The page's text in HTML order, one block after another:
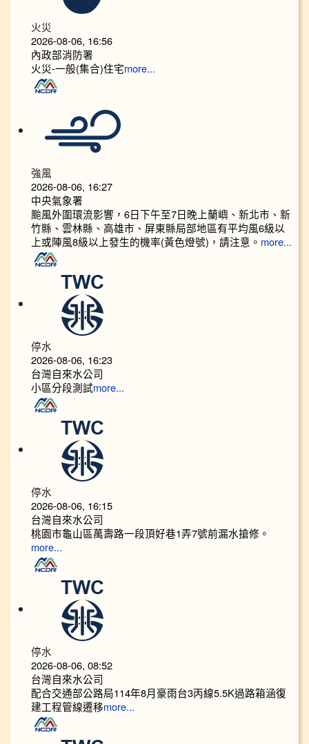
火災
2026-08-06, 16:56
內政部消防署
火災-一般(集合)住宅more...
強風
2026-08-06, 16:27
中央氣象署
颱風外圍環流影響，6日下午至7日晚上蘭嶼、新北市、新
竹縣、雲林縣、高雄市、屏東縣局部地區有平均風6級以
上或陣風8級以上發生的機率(黃色燈號)，請注意。 more...
停水
2026-08-06, 16:23
台灣自來水公司
小區分段測試more...
停水
2026-08-06, 16:15
台灣自來水公司
桃園市龜山區萬壽路一段頂好巷1弄7號前漏水搶修。
more...
停水
2026-08-06, 08:52
台灣自來水公司
配合交通部公路局114年8月豪雨台3丙線5.5K過路箱涵復
建工程管線遷移more...